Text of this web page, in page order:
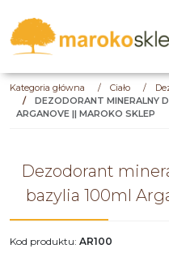
Kategoria główna / Ciało /
/
DEZODORANT MINERALNY
ARGANOVE || MAROKO SKLEP
Dezodorant
bazylia 100ml
Kod produktu: AR100